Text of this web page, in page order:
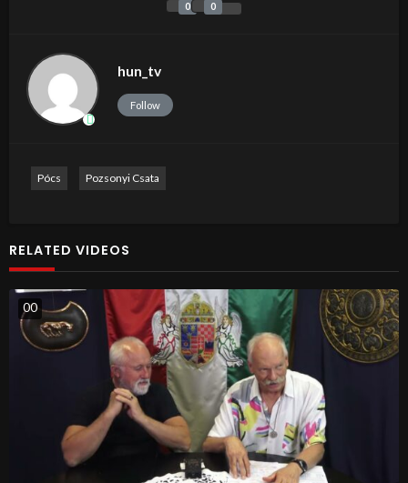
0 0
hun_tv
Follow
Pócs Pozsonyi Csata
RELATED VIDEOS
00